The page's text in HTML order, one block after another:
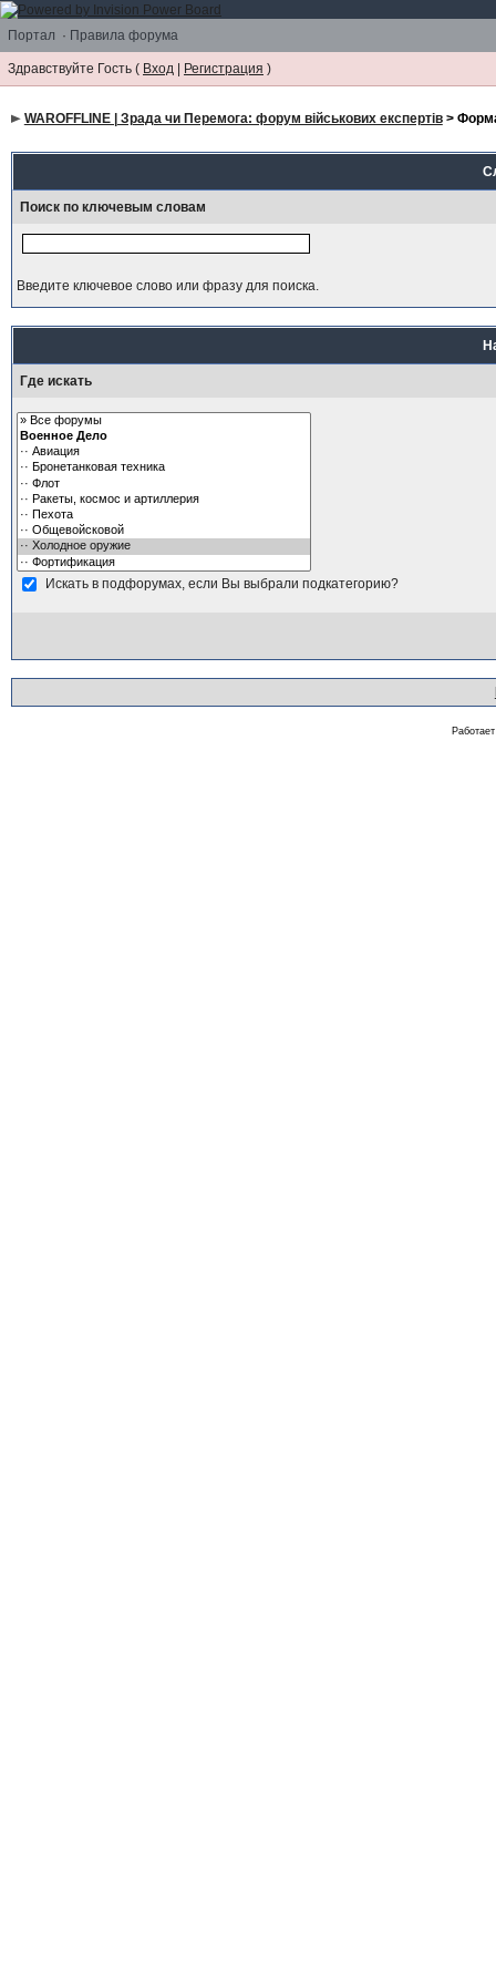
Портал · Правила форума
Здравствуйте Гость ( Вход | Регистрация )
WAROFFLINE | Зрада чи Перемога: форум військових експертів>
Поиск по ключевым словам
Введите ключевое слово или фразу для поиска.
Где искать
Искать в подфорумах, если Вы выбрали подкатегорию?